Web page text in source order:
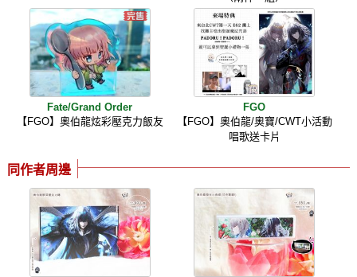
Fate/Grand Order
【FGO】奧伯龍炫彩壓克力飯友
FGO
【FGO】奧伯龍/奧寶/CWT小活動
唱歌送卡片
同作者周邊